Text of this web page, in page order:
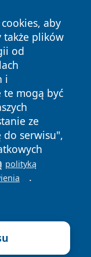
aby
także plików
od
i
te mogą być
ze
do serwisu",
polityką
.
prawa
Polityka
Cookies